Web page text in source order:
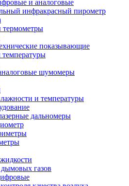
и аналоговые
инфракрасный пирометр
термометры
показывающие
температуры
шумомеры
и температуры
дальномеры
газов